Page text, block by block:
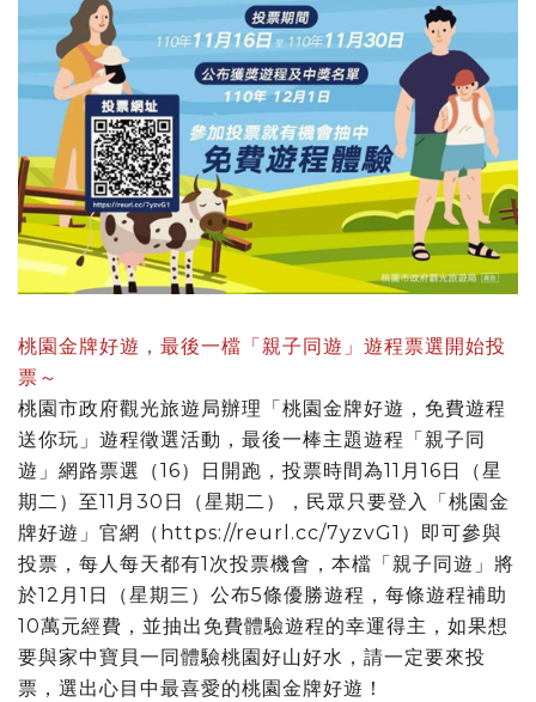
桃園金牌好遊，最後一檔「親子同遊」遊程票選開始投
票～
桃園市政府觀光旅遊局辦理「桃園金牌好遊，免費遊程
送你玩」遊程徵選活動，最後一棒主題遊程「親子同
遊」網路票選（16）日開跑，投票時間為11月16日（星
期二）至11月30日（星期二），民眾只要登入「桃園金
牌好遊」官網（https://reurl.cc/7yzvG1）即可參與
投票，每人每天都有1次投票機會，本檔「親子同遊」將
於12月1日（星期三）公布5條優勝遊程，每條遊程補助
10萬元經費，並抽出免費體驗遊程的幸運得主，如果想
要與家中寶貝一同體驗桃園好山好水，請一定要來投
票，選出心目中最喜愛的桃園金牌好遊！